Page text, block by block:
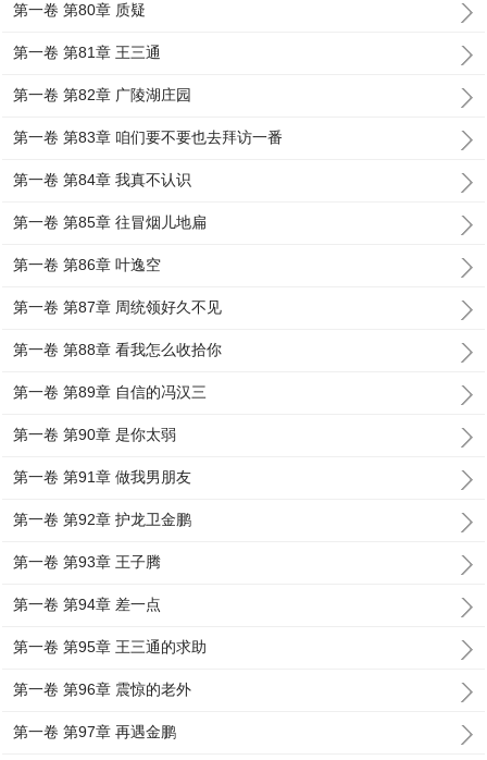
第一卷 第80章 质疑
第一卷 第81章 王三通
第一卷 第82章 广陵湖庄园
第一卷 第83章 咱们要不要也去拜访一番
第一卷 第84章 我真不认识
第一卷 第85章 往冒烟儿地扁
第一卷 第86章 叶逸空
第一卷 第87章 周统领好久不见
第一卷 第88章 看我怎么收拾你
第一卷 第89章 自信的冯汉三
第一卷 第90章 是你太弱
第一卷 第91章 做我男朋友
第一卷 第92章 护龙卫金鹏
第一卷 第93章 王子腾
第一卷 第94章 差一点
第一卷 第95章 王三通的求助
第一卷 第96章 震惊的老外
第一卷 第97章 再遇金鹏